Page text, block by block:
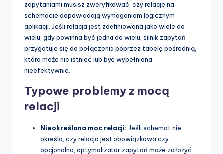
zapytaniami musisz zweryfikować, czy relacje na
schemacie odpowiadają wymaganiom logicznym
aplikacji. Jeśli relacja jest zdefiniowana jako wiele do
wielu, gdy powinna być jedna do wielu, silnik zapytań
przygotuje się do połączenia poprzez tabelę pośrednią,
która może nie istnieć lub być wypełniona
nieefektywnie.
Typowe problemy z mocą
relacji
Nieokreślona moc relacji: Jeśli schemat nie
określa, czy relacja jest obowiązkowa czy
opcjonalna, optymalizator zapytań może założyć